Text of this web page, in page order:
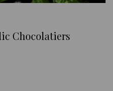
Chocolatiers